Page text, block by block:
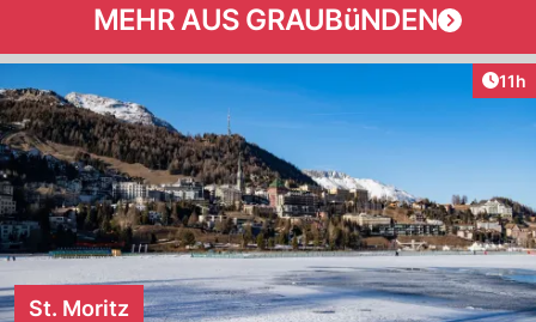
MEHR AUS GRAUBüNDEN
11h
St. Moritz